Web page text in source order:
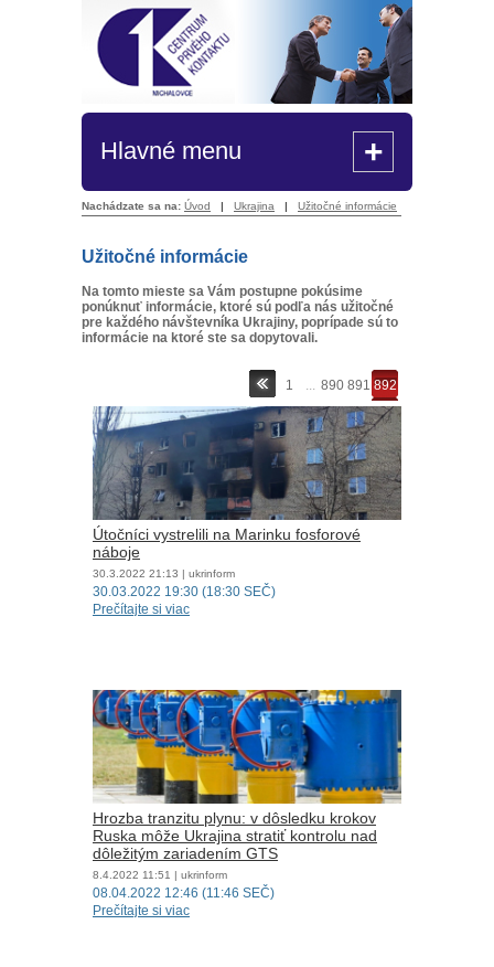
Hlavné menu +
Nachádzate sa na: Úvod | Ukrajina | Užitočné informácie
Užitočné informácie
Na tomto mieste sa Vám postupne pokúsime
ponúknuť informácie, ktoré sú podľa nás užitočné
pre každého návštevníka Ukrajiny, poprípade sú to
informácie na ktoré ste sa dopytovali.
1 ... 890 891 892
Útočníci vystrelili na Marinku fosforové
náboje
30.3.2022 21:13 | ukrinform
30.03.2022 19:30 (18:30 SEČ)
Prečítajte si viac
Hrozba tranzitu plynu: v dôsledku krokov
Ruska môže Ukrajina stratiť kontrolu nad
dôležitým zariadením GTS
8.4.2022 11:51 | ukrinform
08.04.2022 12:46 (11:46 SEČ)
Prečítajte si viac